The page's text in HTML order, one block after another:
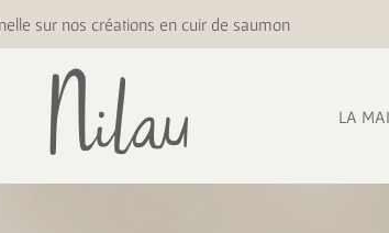
sur nos créations en cuir de saumon
LA